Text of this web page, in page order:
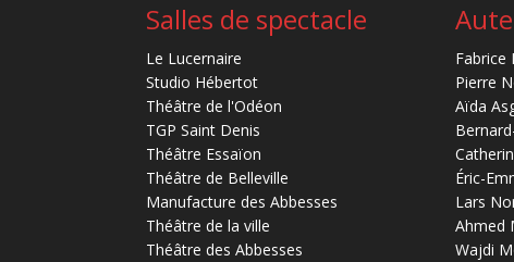
Salles de spectacle
Le Lucernaire
Studio Hébertot
Théâtre de l'Odéon
TGP Saint Denis
Théâtre Essaïon
Théâtre de Belleville
Manufacture des Abbesses
Théâtre de la ville
Théâtre des Abbesses
Fabrice
Pierre
Aïda
Éric-
Lars
Ahmed
Wajdi